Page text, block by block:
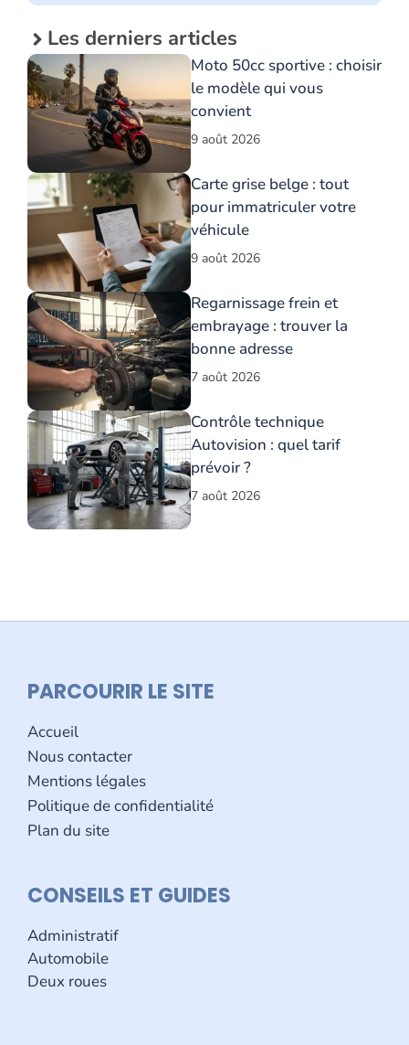
Les derniers articles
Moto 50cc sportive : choisir
le modèle qui vous
convient
9 août 2026
Carte grise belge : tout
pour immatriculer votre
véhicule
9 août 2026
Regarnissage frein et
embrayage : trouver la
bonne adresse
7 août 2026
Contrôle technique
Autovision : quel tarif
prévoir ?
7 août 2026
PARCOURIR LE SITE
Accueil
Nous contacter
Mentions légales
Politique de confidentialité
Plan du site
CONSEILS ET GUIDES
Administratif
Automobile
Deux roues